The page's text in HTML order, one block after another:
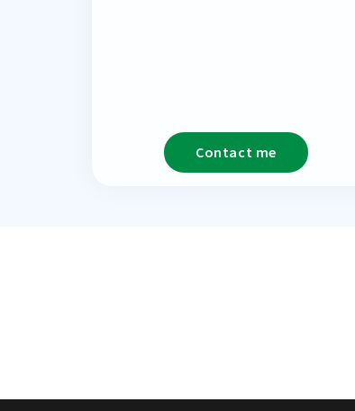
Contact me